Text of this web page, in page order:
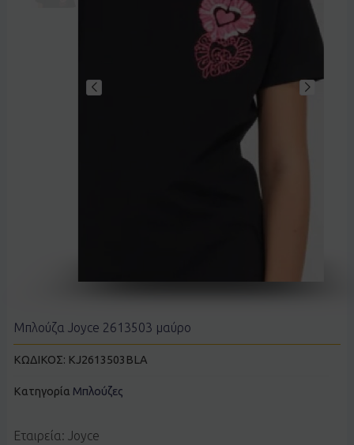
Μπλούζα Joyce 2613503 μαύρο
ΚΩΔΙΚΟΣ: KJ2613503BLA
Κατηγορία Μπλούζες
Εταιρεία: Joyce